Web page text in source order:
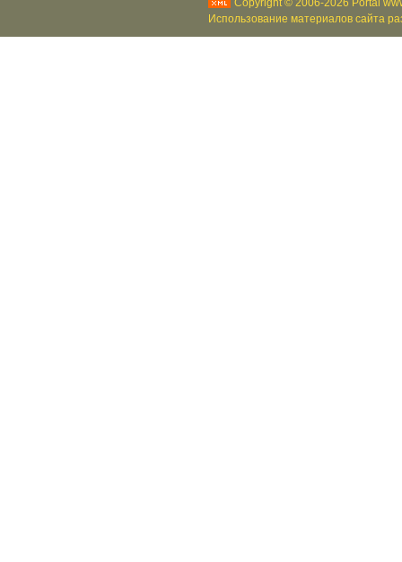
Copyright © 2006-2026 Portal
Использование материалов сайта